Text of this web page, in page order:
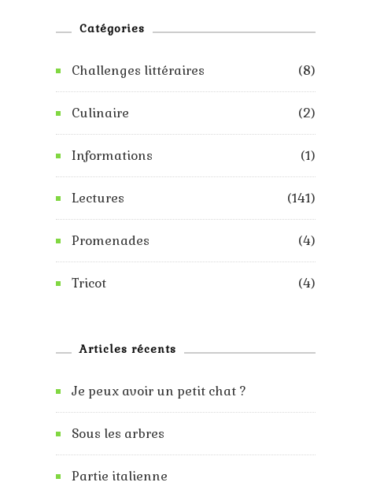
Catégories
Challenges littéraires (8)
Culinaire (2)
Informations (1)
Lectures (141)
Promenades (4)
Tricot (4)
Articles récents
Je peux avoir un petit chat ?
Sous les arbres
Partie italienne